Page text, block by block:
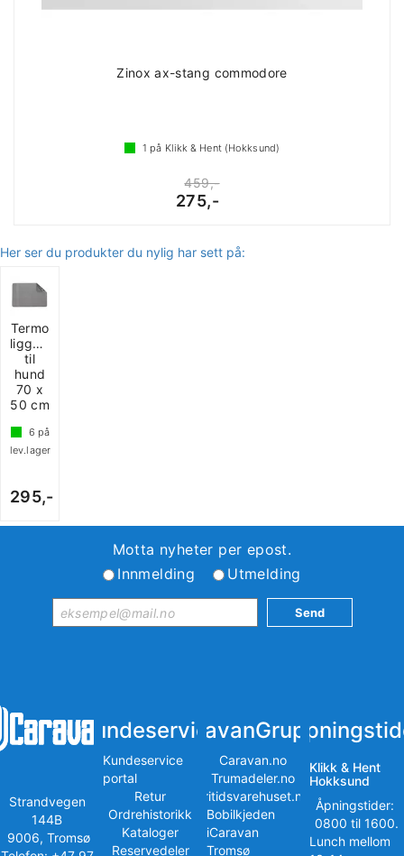
Zinox ax-stang commodore
1 på Klikk & Hent (Hokksund)
459,-
275,-
Her ser du produkter du nylig har sett på:
Termo
liggeunderlag
til
hund
70 x
50 cm
6 på
lev.lager
295,-
Motta nyheter per epost.
Innmelding
Utmelding
Strandvegen
144B
9006, Tromsø
Kundeservice
Kundeservice
portal
Retur
Ordrehistorikk
Kataloger
Reservedeler
iCaravanGruppen
Caravan.no
Trumadeler.no
Fritidsvarehuset.no
Bobilkjeden
iCaravan
Tromsø
Klikk & Hent
Hokksund
Åpningstider:
0800 til 1600.
Lunch mellom